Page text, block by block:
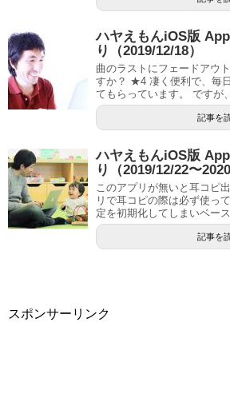
ハヤえもんiOS版
り（2019/12/18）
曲のラストにフェードアウ
すか？ ★4 凄く便利で、毎
てもらっています。 ですが
記事を
ハヤえもんiOS版
り（2019/12/22〜
このアプリが無いと耳コピ
リで耳コピの際は必ず使っ
定を初期化してしまいベー
記事を
スポンサーリンク